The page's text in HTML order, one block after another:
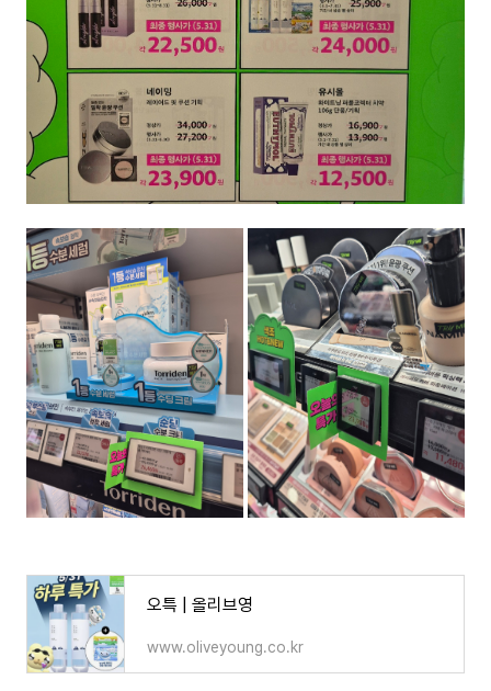
오특 | 올리브영
www.oliveyoung.co.kr